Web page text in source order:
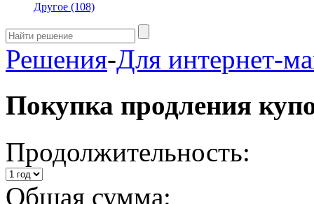
Другое (108)
Решения-Для интернет-
Покупка продления
Продолжительность:
Общая сумма: